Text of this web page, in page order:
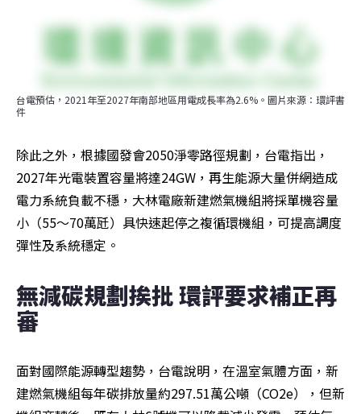
台電預估，2021年至2027年南部地區用電成長率為2.6%。圖片來源：環評書
件
除此之外，根據國發會2050淨零路徑規劃，台電指出，
2027年光電裝置容量將達24GW，再生能源大量併網造成
電力系統負載不穩，大林電廠新建燃氣機組將採單機容量
小（55～70萬瓩）具快速起停之複循環機組，可提高調度
彈性及系統穩定。
無減碳規劃挨批 環評要求補正再
審
面對國際能源轉型趨勢，台電說明，在溫室氣體方面，新
建燃氣機組每年碳排放量約297.51萬公噸（CO2e），但新